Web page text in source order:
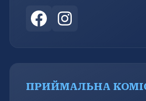
ПРИЙМАЛЬНА